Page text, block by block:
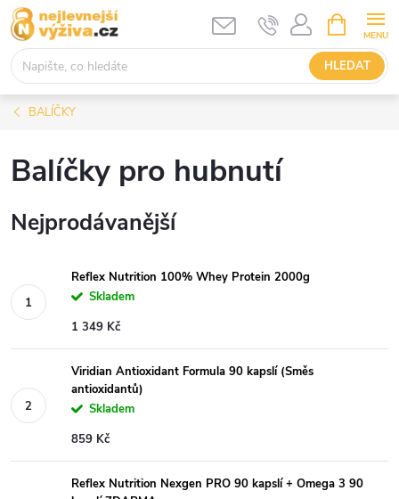
Přejít
na
obsah
HLEDAT
NÁKUPNÍ
KOŠÍK
BALÍČKY
Balíčky pro hubnutí
Nejprodávanější
Reflex Nutrition 100% Whey Protein 2000g
Skladem
1 349 Kč
Viridian Antioxidant Formula 90 kapslí (Směs
antioxidantů)
Skladem
859 Kč
Reflex Nutrition Nexgen PRO 90 kapslí + Omega 3 90